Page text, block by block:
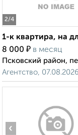
2/4
1-к квартира, на
8 000 ₽ в месяц
Псковский район,
Агентство, 07.08.2026
‹